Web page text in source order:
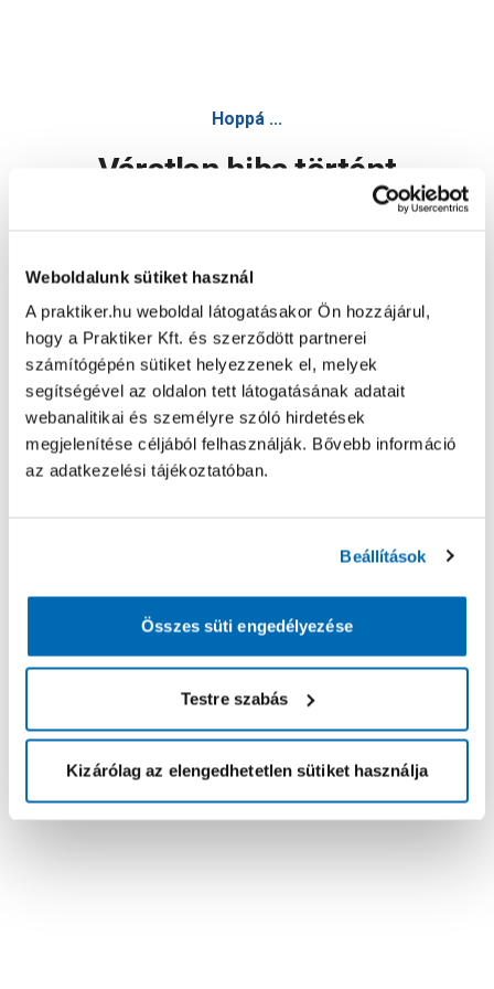
Weboldalunk sütiket használ
A praktiker.hu weboldal látogatásakor Ön hozzájárul,
hogy a Praktiker Kft. és szerződött partnerei
számítógépén sütiket helyezzenek el, melyek
segítségével az oldalon tett látogatásának adatait
webanalitikai és személyre szóló hirdetések
megjelenítése céljából felhasználják. Bővebb információ
az adatkezelési tájékoztatóban.
Beállítások
Összes süti engedélyezése
Testre szabás
Kizárólag az elengedhetetlen sütiket használja
Hoppá ...
Váratlan hiba történt
Oldal újratöltése